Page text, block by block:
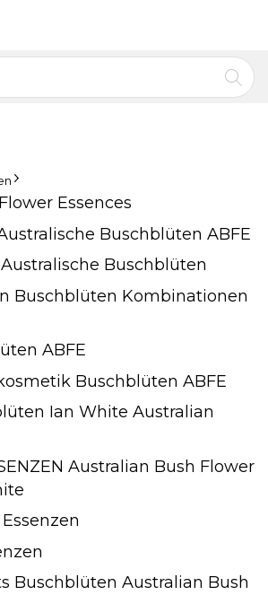
Essences
Buschblüten ABFE
Australische Buschblüten
Buschblüten Kombinationen
ABFE
Buschblüten ABFE
Ian White Australian
Australian Bush Flower
Buschblüten Australian Bush